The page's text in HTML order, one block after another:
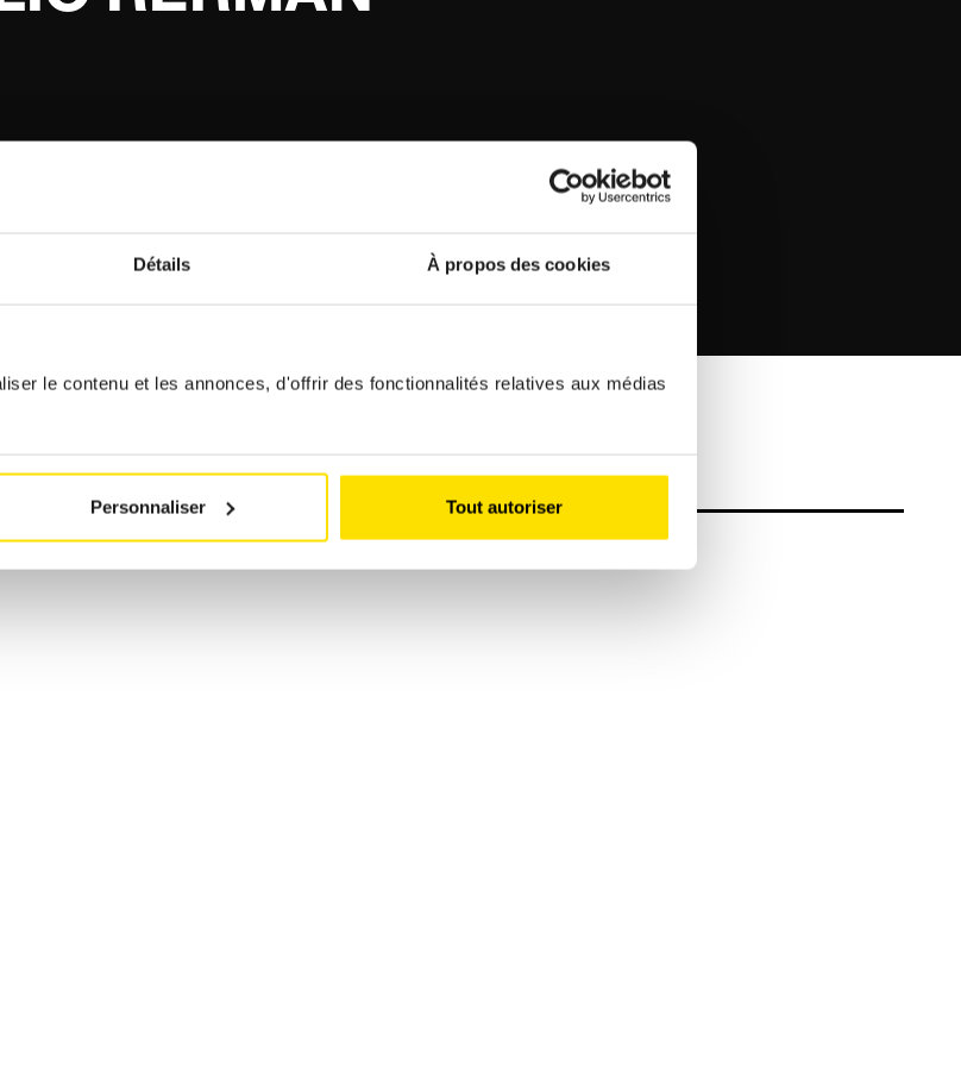
Détails À propos des cookies
le contenu et les annonces, d'offrir des fonctionnalités relatives aux médias
Personnaliser Tout autoriser